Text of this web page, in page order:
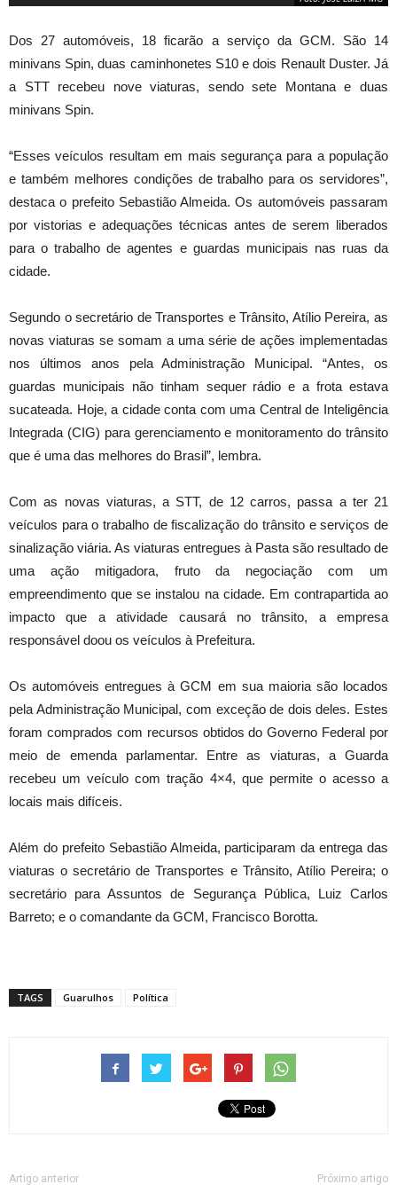
Foto: José Luiz/PMG
Dos 27 automóveis, 18 ficarão a serviço da GCM. São 14
minivans Spin, duas caminhonetes S10 e dois Renault Duster. Já
a STT recebeu nove viaturas, sendo sete Montana e duas
minivans Spin.
“Esses veículos resultam em mais segurança para a população
e também melhores condições de trabalho para os servidores”,
destaca o prefeito Sebastião Almeida. Os automóveis passaram
por vistorias e adequações técnicas antes de serem liberados
para o trabalho de agentes e guardas municipais nas ruas da
cidade.
Segundo o secretário de Transportes e Trânsito, Atílio Pereira, as
novas viaturas se somam a uma série de ações implementadas
nos últimos anos pela Administração Municipal. “Antes, os
guardas municipais não tinham sequer rádio e a frota estava
sucateada. Hoje, a cidade conta com uma Central de Inteligência
Integrada (CIG) para gerenciamento e monitoramento do trânsito
que é uma das melhores do Brasil”, lembra.
Com as novas viaturas, a STT, de 12 carros, passa a ter 21
veículos para o trabalho de fiscalização do trânsito e serviços de
sinalização viária. As viaturas entregues à Pasta são resultado de
uma ação mitigadora, fruto da negociação com um
empreendimento que se instalou na cidade. Em contrapartida ao
impacto que a atividade causará no trânsito, a empresa
responsável doou os veículos à Prefeitura.
Os automóveis entregues à GCM em sua maioria são locados
pela Administração Municipal, com exceção de dois deles. Estes
foram comprados com recursos obtidos do Governo Federal por
meio de emenda parlamentar. Entre as viaturas, a Guarda
recebeu um veículo com tração 4×4, que permite o acesso a
locais mais difíceis.
Além do prefeito Sebastião Almeida, participaram da entrega das
viaturas o secretário de Transportes e Trânsito, Atílio Pereira; o
secretário para Assuntos de Segurança Pública, Luiz Carlos
Barreto; e o comandante da GCM, Francisco Borotta.
TAGS Guarulhos Política
Artigo anterior Próximo artigo